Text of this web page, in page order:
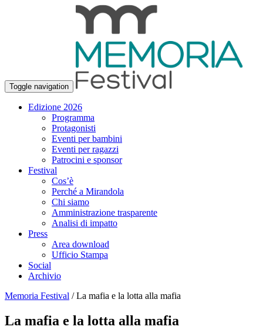
Toggle navigation
Edizione 2026
Programma
Protagonisti
Eventi per bambini
Eventi per ragazzi
Patrocini e sponsor
Festival
Cos’è
Perché a Mirandola
Chi siamo
Amministrazione trasparente
Analisi di impatto
Press
Area download
Ufficio Stampa
Social
Archivio
Memoria Festival /La mafia e la lotta alla mafia
La mafia e la lotta alla mafia